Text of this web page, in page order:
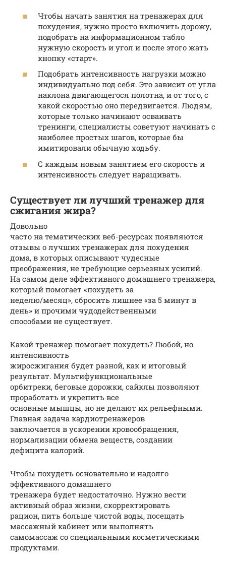
Чтобы начать занятия на тренажерах для
похудения, нужно просто включить дорожу,
подобрать на информационном табло
нужную скорость и угол и после этого жать
кнопку «старт».
Подобрать интенсивность нагрузки можно
индивидуально под себя. Это зависит от угла
наклона двигающегося полотна, и от того, с
какой скоростью оно передвигается. Людям,
которые только начинают осваивать
тренинги, специалисты советуют начинать с
наиболее простых шагов, которые бы
имитировали обычную ходьбу.
С каждым новым занятием его скорость и
интенсивность следует наращивать.
Существует ли лучший тренажер для
сжигания жира?
Довольно
часто на тематических веб-ресурсах появляются
отзывы о лучших тренажерах для похудения
дома, в которых описывают чудесные
преображения, не требующие серьезных усилий.
На самом деле эффективного домашнего тренажера,
который помогает «похудеть за
неделю/месяц», сбросить лишнее «за 5 минут в
день» и прочими чудодейственными
способами не существует.
Какой тренажер помогает похудеть? Любой, но
интенсивность
жиросжигания будет разной, как и итоговый
результат. Мультифункциональные
орбитреки, беговые дорожки, сайклы позволяют
проработать и укрепить все
основные мышцы, но не делают их рельефными.
Главная задача кардиотренажеров
заключается в ускорении кровообращения,
нормализации обмена веществ, создании
дефицита калорий.
Чтобы похудеть основательно и надолго
эффективного домашнего
тренажера будет недостаточно. Нужно вести
активный образ жизни, скорректировать
рацион, пить больше чистой воды, посещать
массажный кабинет или выполнять
самомассаж со специальными косметическими
продуктами.